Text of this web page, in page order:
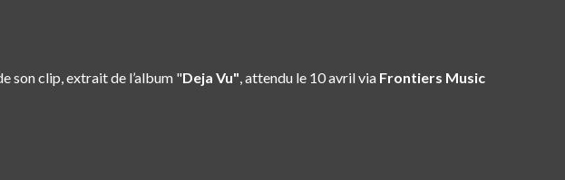
son clip, extrait de l’album "Deja Vu", attendu le 10 avrilvia Frontiers Music